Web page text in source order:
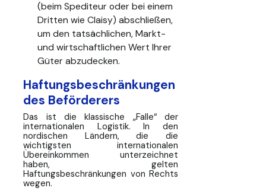
(beim Spediteur oder bei einem
Dritten wie Claisy) abschließen,
um den tatsächlichen, Markt-
und wirtschaftlichen Wert Ihrer
Güter abzudecken.
Haftungsbeschränkungen
des Beförderers
Das ist die klassische „Falle“ der
internationalen Logistik. In den
nordischen Ländern, die die
wichtigsten internationalen
Übereinkommen unterzeichnet
haben, gelten
Haftungsbeschränkungen von Rechts
wegen.